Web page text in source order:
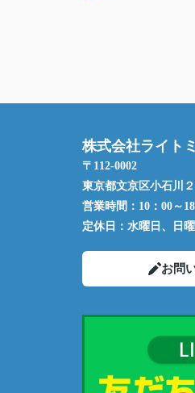
株式会社ライト
〒112-0002
東京都文京区小石川
営業時間： 10：00～
定休日： 水曜日、日曜
お問